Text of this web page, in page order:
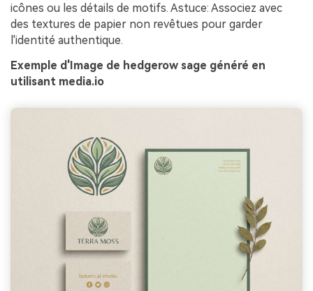
icônes ou les détails de motifs. Astuce: Associez avec
des textures de papier non revêtues pour garder
l'identité authentique.
Exemple d'Image de hedgerow sage généré en
utilisant media.io